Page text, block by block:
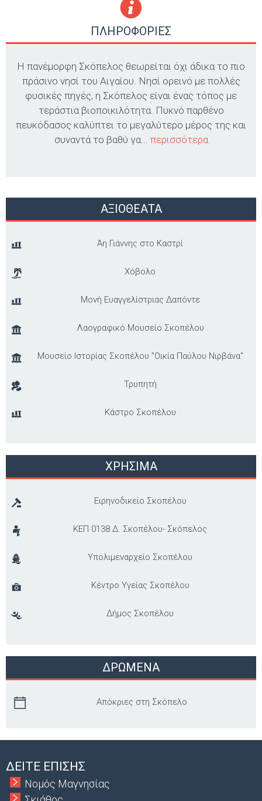
ΠΛΗΡΟΦΟΡΙΕΣ
Η πανέμορφη Σκόπελος θεωρείται όχι άδικα το πιο
πράσινο νησί του Αιγαίου. Νησί ορεινό με πολλές
φυσικές πηγές, η Σκόπελος είναι ένας τόπος με
τεράστια βιοποικιλότητα. Πυκνό παρθένο
πευκόδασος καλύπτει το μεγαλύτερο μέρος της και
συναντά το βαθύ γα... περισσότερα
ΑΞΙΟΘΕΑΤΑ
Άη Γιάννης στο Καστρί
Χόβολο
Μονή Ευαγγελίστριας Δαπόντε
Λαογραφικό Μουσείο Σκοπέλου
Μουσείο Ιστορίας Σκοπέλου "Οικία Παύλου Νιρβάνα"
Τρυπητή
Κάστρο Σκοπέλου
ΧΡΗΣΙΜΑ
Ειρηνοδικείο Σκοπέλου
ΚΕΠ 0138 Δ. Σκοπέλου- Σκόπελος
Υπολιμεναρχείο Σκοπέλου
Κέντρο Υγείας Σκοπέλου
Δήμος Σκοπέλου
ΔΡΩΜΕΝΑ
Απόκριες στη Σκόπελο
ΔΕΙΤΕ ΕΠΙΣΗΣ
Νομός Μαγνησίας